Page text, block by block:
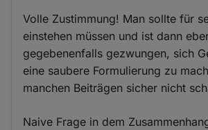
Volle Zustimmung! Man sollte für
einstehen müssen und ist dann
gegebenenfalls gezwungen, sich
eine saubere Formulierung zu
manchen Beiträgen sicher nicht
Naive Frage in dem